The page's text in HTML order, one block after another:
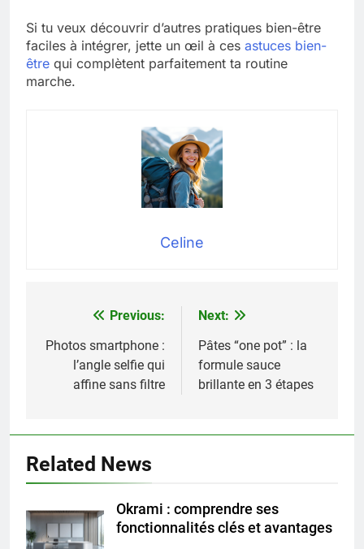
Si tu veux découvrir d’autres pratiques bien-être
faciles à intégrer, jette un œil à ces astuces bien-
être qui complètent parfaitement ta routine
marche.
Celine
Navigation
de
l’article
Previous:
Photos smartphone :
l’angle selfie qui
affine sans filtre
Next:
Pâtes “one pot” : la
formule sauce
brillante en 3 étapes
Related News
Okrami : comprendre ses
fonctionnalités clés et avantages